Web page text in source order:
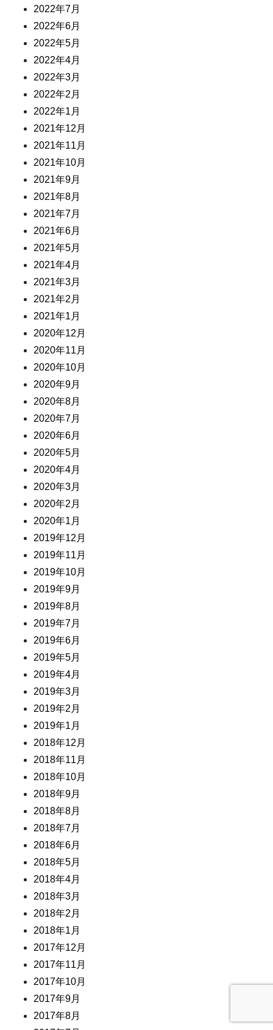
2022年7月
2022年6月
2022年5月
2022年4月
2022年3月
2022年2月
2022年1月
2021年12月
2021年11月
2021年10月
2021年9月
2021年8月
2021年7月
2021年6月
2021年5月
2021年4月
2021年3月
2021年2月
2021年1月
2020年12月
2020年11月
2020年10月
2020年9月
2020年8月
2020年7月
2020年6月
2020年5月
2020年4月
2020年3月
2020年2月
2020年1月
2019年12月
2019年11月
2019年10月
2019年9月
2019年8月
2019年7月
2019年6月
2019年5月
2019年4月
2019年3月
2019年2月
2019年1月
2018年12月
2018年11月
2018年10月
2018年9月
2018年8月
2018年7月
2018年6月
2018年5月
2018年4月
2018年3月
2018年2月
2018年1月
2017年12月
2017年11月
2017年10月
2017年9月
2017年8月